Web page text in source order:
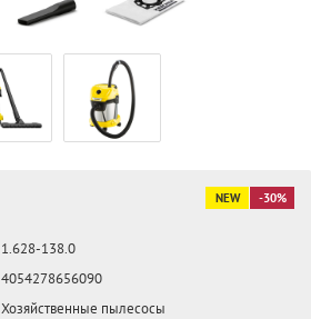
NEW -30%
1.628-138.0
4054278656090
Хозяйственные пылесосы